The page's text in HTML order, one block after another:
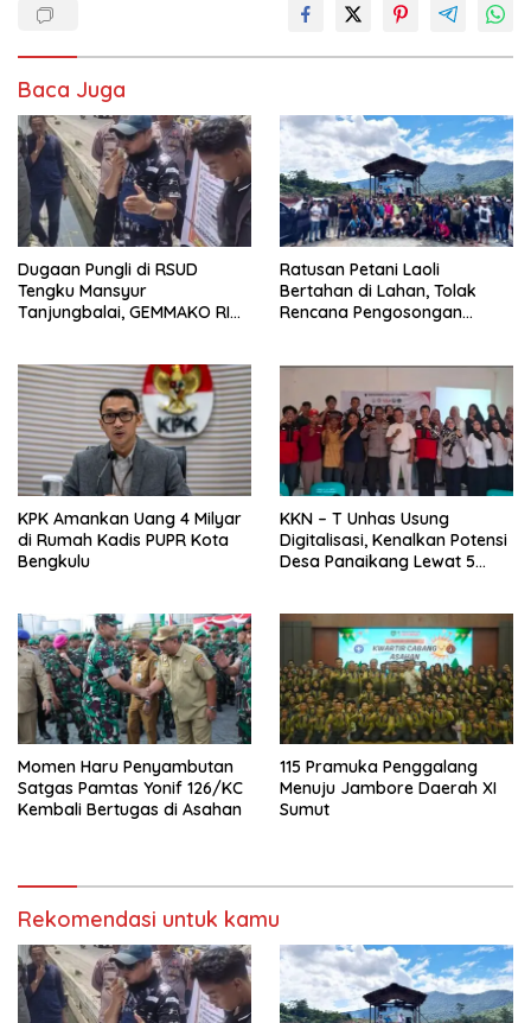
Baca Juga
Dugaan Pungli di RSUD
Tengku Mansyur
Tanjungbalai, GEMMAKO RI
Ratusan Petani Laoli
Bertahan di Lahan, Tolak
Rencana Pengosongan
KPK Amankan Uang 4 Milyar
di Rumah Kadis PUPR Kota
Bengkulu
KKN – T Unhas Usung
Digitalisasi, Kenalkan Potensi
Desa Panaikang Lewat 5
Momen Haru Penyambutan
Satgas Pamtas Yonif 126/KC
Kembali Bertugas di Asahan
115 Pramuka Penggalang
Menuju Jambore Daerah XI
Sumut
Rekomendasi untuk kamu